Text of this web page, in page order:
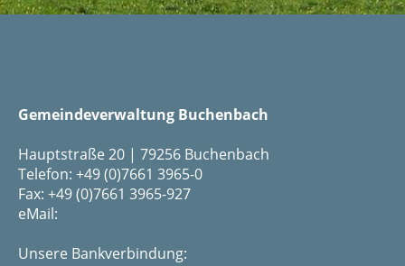
Gemeindeverwaltung Buchenbach
Hauptstraße 20 | 79256 Buchenbach
Telefon: +49 (0)7661 3965-0
Fax: +49 (0)7661 3965-927
eMail:
Unsere Bankverbindung: